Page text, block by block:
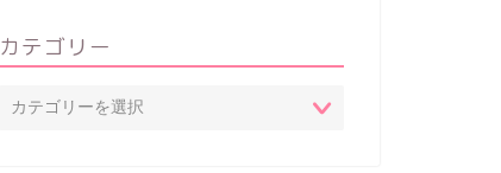
カテゴリー